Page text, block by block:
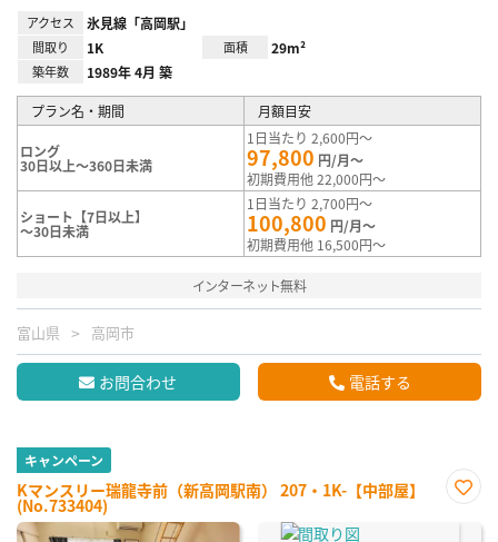
アクセス 氷見線「高岡駅」
間取り 1K 面積 29m²
築年数 1989年 4月 築
プラン名・期間 月額目安
ロング
30日以上～360日未満
1日当たり 2,600円～
97,800 円/月～
初期費用他 22,000円～
ショート【7日以上】
～30日未満
1日当たり 2,700円～
100,800 円/月～
初期費用他 16,500円～
インターネット無料
富山県 高岡市
お問合わせ 電話する
キャンペーン
Kマンスリー瑞龍寺前（新高岡駅南） 207・1K-【中部屋】
(No.733404)
に入